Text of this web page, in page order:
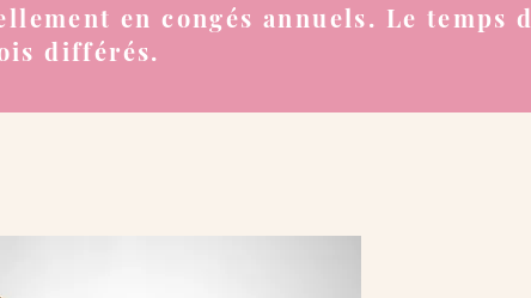
en congés annuels. Le temps
différés.